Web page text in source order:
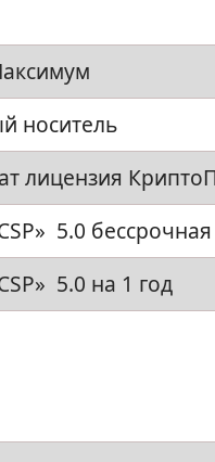
носитель
лицензия
5.0 бессрочная
5.0 на 1 год